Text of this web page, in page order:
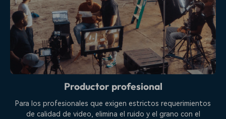
Productor profesional
Para los profesionales que exigen estrictos requerimientos
de calidad de video, elimina el ruido y el grano con el